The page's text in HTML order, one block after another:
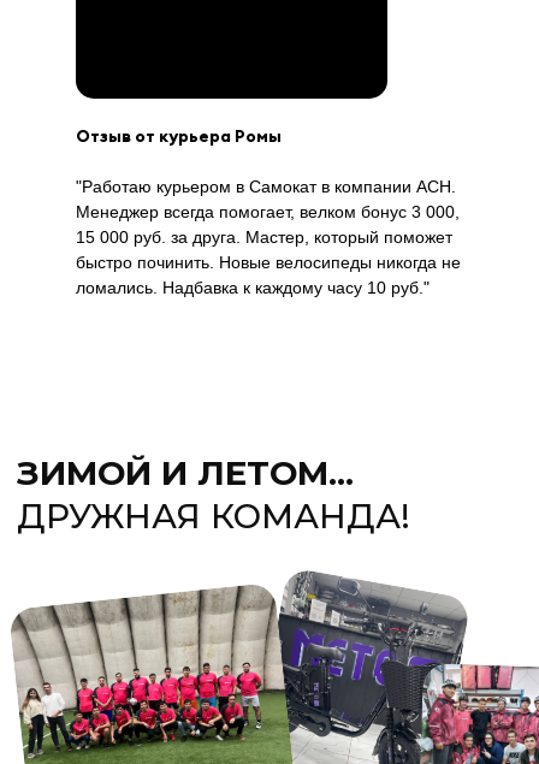
Отзыв от курьера Ромы
"Работаю курьером в Самокат в компании АСН.
Менеджер всегда помогает, велком бонус 3 000,
15 000 руб. за друга. Мастер, который поможет
быстро починить. Новые велосипеды никогда не
ломались. Надбавка к каждому часу 10 руб."
01
Вакансия в пределах
района проживания
ПОЛУЧИ СРАЗУ ВСЕ
ПРЕИМУЩЕСТВА